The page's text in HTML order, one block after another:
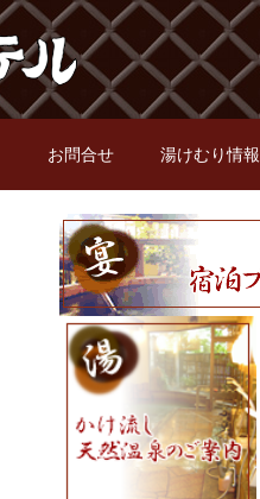
お問合せ 湯けむり情報